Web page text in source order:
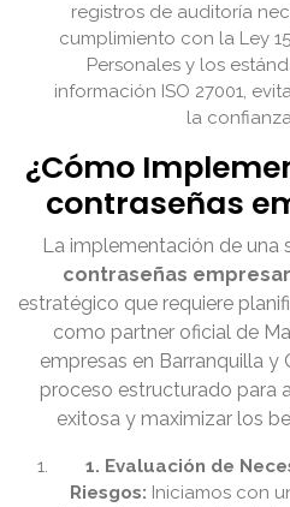
registros de auditoría
cumplimiento con la Ley
Personales y los
información ISO 27001,
la
¿Cómo
contraseñas
La implementación de una
contraseñas
estratégico que requiere
como partner oficial de
empresas en Barranquilla y
proceso estructurado para
exitosa y maximizar los
1. Evaluación de
Riesgos: Iniciamos con